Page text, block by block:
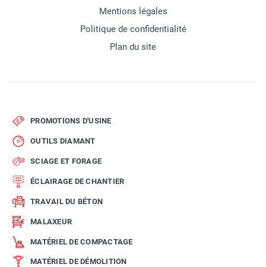
Mentions légales
Politique de confidentialité
Plan du site
PROMOTIONS D'USINE
OUTILS DIAMANT
SCIAGE ET FORAGE
ÉCLAIRAGE DE CHANTIER
TRAVAIL DU BÉTON
MALAXEUR
MATÉRIEL DE COMPACTAGE
MATÉRIEL DE DÉMOLITION